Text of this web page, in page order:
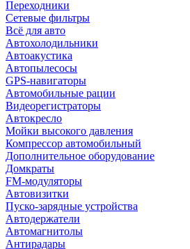
Переходники
Сетевые фильтры
Всё для авто
Автохолодильники
Автоакустика
Автопылесосы
GPS-навигаторы
Автомобильные рации
Видеорегистраторы
Автокресло
Мойки высокого давления
Компрессор автомобильный
Дополнительное оборудование
Домкраты
FM-модуляторы
Автовизитки
Пуско-зарядные устройства
Автодержатели
Автомагнитолы
Антирадары